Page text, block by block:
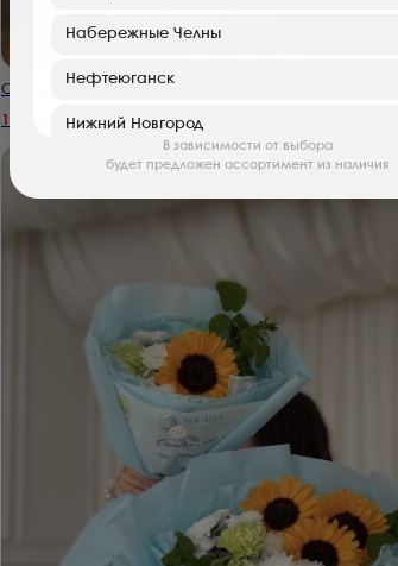
Сногсшибательный букет от PIONFLO
10 850
Набережные Челны
Нефтеюганск
Нижний Новгород
Пермь
Клин
Нефтекамск
Коммунарка
В зависимости от выбора
будет предложен ассортимент из наличия